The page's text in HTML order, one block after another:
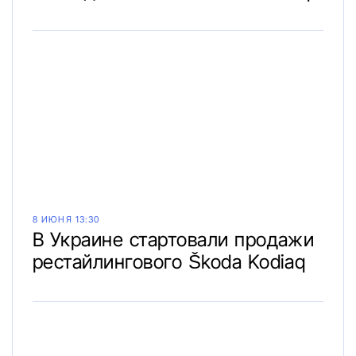
8 ИЮНЯ 13:30
В Украине стартовали продажи
рестайлингового Škoda Kodiaq